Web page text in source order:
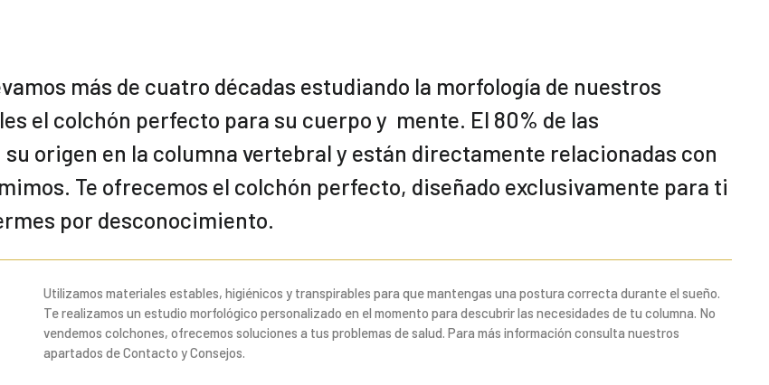
más de cuatro décadas estudiando la morfología de nuestros
el colchón perfecto para su cuerpo y mente. El 80% de las
origen en la columna vertebral y están directamente relacionadas con
Te ofrecemos el colchón perfecto, diseñado exclusivamente para ti
por desconocimiento.
Utilizamos materiales estables, higiénicos y transpirables para que mantengas una postura correcta durante el sueño.
Te realizamos un estudio morfológico personalizado en el momento para descubrir las necesidades de tu columna. No
vendemos colchones, ofrecemos soluciones a tus problemas de salud. Para más información consulta nuestros
apartados de Contacto y Consejos.